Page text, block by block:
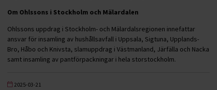
Om Ohlssons i Stockholm och Mälardalen
Ohlssons uppdrag i Stockholm- och Mälardalsregionen innefattar
ansvar för insamling av hushållsavfall i Uppsala, Sigtuna, Upplands-
Bro, Håbo och Knivsta, slamuppdrag i Västmanland, Järfälla och Nacka
samt insamling av pantförpackningar i hela storstockholm.
2025-03-21